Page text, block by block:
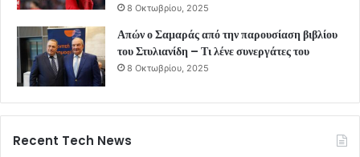
8 Οκτωβρίου, 2025
Απών ο Σαμαράς από την παρουσίαση βιβλίου
του Στυλιανίδη – Τι λένε συνεργάτες του
8 Οκτωβρίου, 2025
Recent Tech News